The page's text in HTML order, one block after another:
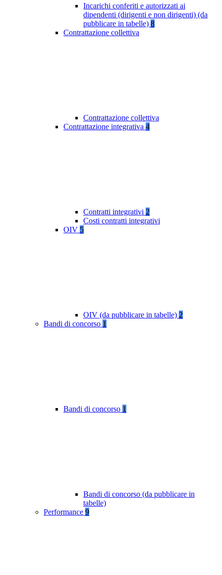
Incarichi conferiti e autorizzati ai
dipendenti (dirigenti e non dirigenti) (da
pubblicare in tabelle) 8
Contrattazione collettiva
Contrattazione collettiva
Contrattazione integrativa 4
Contratti integrativi 2
Costi contratti integrativi
OIV 5
OIV (da pubblicare in tabelle) 2
Bandi di concorso 1
Bandi di concorso 1
Bandi di concorso (da pubblicare in
tabelle)
Performance 9